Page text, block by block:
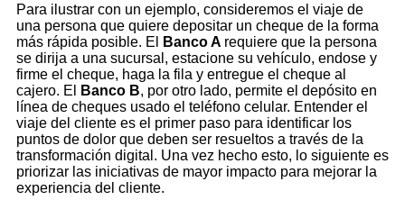
Para ilustrar con un ejemplo, consideremos el viaje de
una persona que quiere depositar un cheque de la forma
más rápida posible. El
Banco A requiere que la persona
se dirija a una sucursal, estacione su vehículo, endose y
firme el cheque, haga la fila y entregue el cheque al
cajero. El
Banco B, por otro lado, permite el depósito en
línea de cheques usado el teléfono celular. Entender el
viaje del cliente es el primer paso para identificar los
puntos de dolor que deben ser resueltos a través de la
transformación digital. Una vez hecho esto, lo siguiente es
priorizar las iniciativas de mayor impacto para mejorar la
experiencia del cliente.